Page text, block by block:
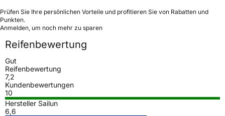
Prüfen Sie Ihre persönlichen Vorteile und profitieren Sie von Rabatten und
Punkten.
Anmelden, um noch mehr zu sparen
Reifenbewertung
Gut
Reifenbewertung
7,2
Kundenbewertungen
10
Hersteller Sailun
6,6